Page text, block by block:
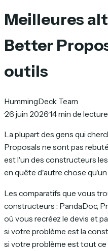
Meilleures
Better
outils
HummingDeck Team
·26 juin 2026·14 min de lecture
La plupart des gens qui
Proposals ne sont pas
est l'un des constructeurs
en quête d'autre chose
Les comparatifs que vous
constructeurs : PandaDoc,
où vous recréez le devis et
si votre problème est la
si votre problème est tout ce